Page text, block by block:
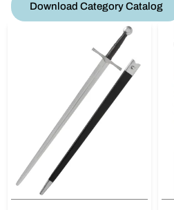
Download Category Catalog